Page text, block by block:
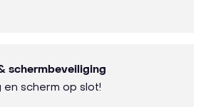
schermbeveiliging
en scherm op slot!